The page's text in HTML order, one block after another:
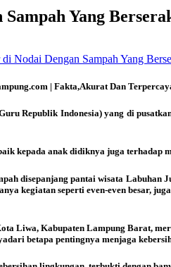
Yang
Nodai Dengan Sampah Yang
| Fakta,Akurat Dan
Republik Indonesia) yang di
kepada anak didiknya juga
disepanjang pantai wisata Labuhan
kegiatan seperti even-even besar,
Liwa, Kabupaten Lampung Barat,
betapa pentingnya menjaga